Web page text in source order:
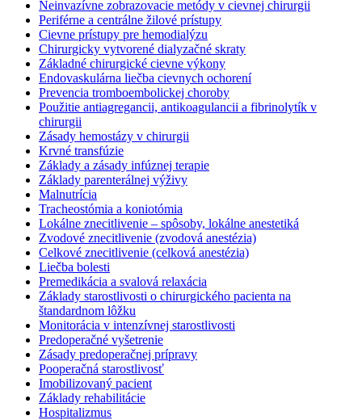
Neinvazívne zobrazovacie metódy v cievnej chirurgii
Periférne a centrálne žilové prístupy
Cievne prístupy pre hemodialýzu
Chirurgicky vytvorené dialyzačné skraty
Základné chirurgické cievne výkony
Endovaskulárna liečba cievnych ochorení
Prevencia tromboembolickej choroby
Použitie antiagregancii, antikoagulancii a fibrinolytík v
chirurgii
Zásady hemostázy v chirurgii
Krvné transfúzie
Základy a zásady infúznej terapie
Základy parenterálnej výživy
Malnutrícia
Tracheostómia a koniotómia
Lokálne znecitlivenie – spôsoby, lokálne anestetiká
Zvodové znecitlivenie (zvodová anestézia)
Celkové znecitlivenie (celková anestézia)
Liečba bolesti
Premedikácia a svalová relaxácia
Základy starostlivosti o chirurgického pacienta na
štandardnom lôžku
Monitorácia v intenzívnej starostlivosti
Predoperačné vyšetrenie
Zásady predoperačnej prípravy
Pooperačná starostlivosť
Imobilizovaný pacient
Základy rehabilitácie
Hospitalizmus